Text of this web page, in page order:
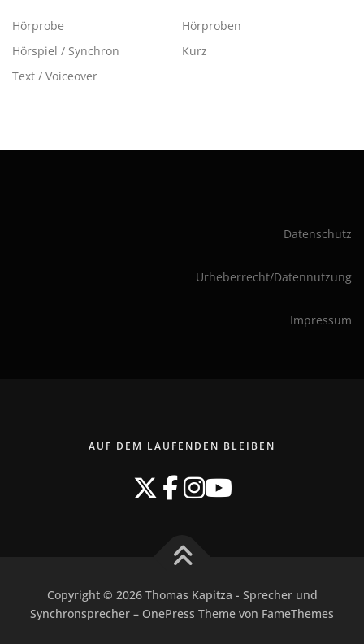
Hörprobe
Hörproben
Hörspiel / Synchron
Kurz
Text / Voiceover
Datenschutz
Urheberrecht/Datennutzung
Impressum
AUF DEM LAUFENDEN BLEIBEN
Copyright © 2026 Thomas Kapitza - Sprecher und
Synchronsprecher – OnePress Theme von FameThemes